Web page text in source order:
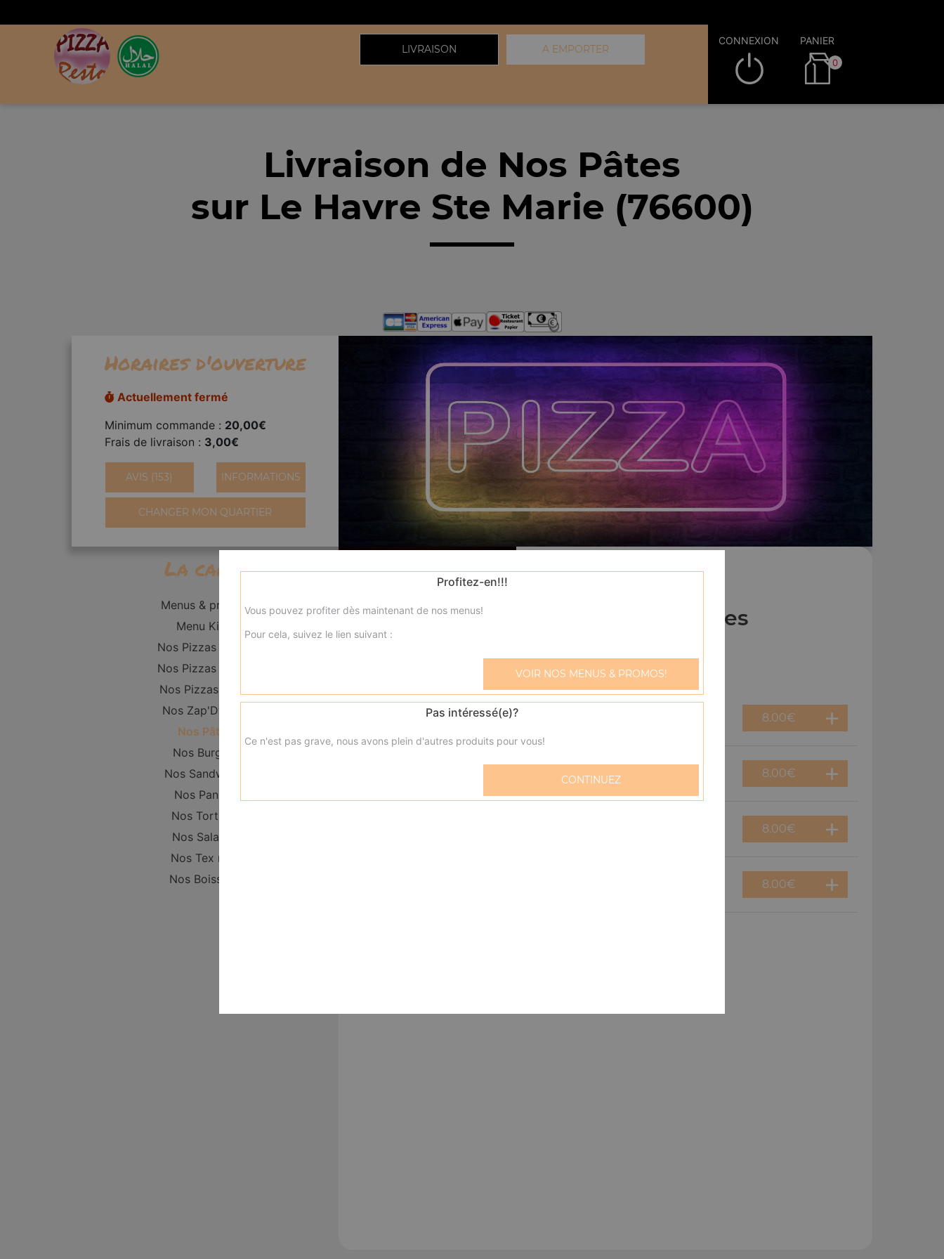
LIVRAISON A EMPORTER
CONNEXION PANIER
0
Livraison de Nos Pâtes
sur Le Havre Ste Marie (76600)
Horaires d'ouverture
Actuellement fermé
Minimum commande : 20,00€
Frais de livraison : 3,00€
AVIS (153) INFORMATIONS
CHANGER MON QUARTIER
La carte
Menus & promos
Menu Kid's
Nos Pizzas Junior
Nos Pizzas Senior
Nos Pizzas Méga
Nos Zap'Dwichs
Nos Pâtes
Nos Burgers
Nos Sandwichs
Nos Paninis
Nos Tortillas
Nos Salades
Nos Tex mex
Nos Boissons
Nos Pâtes
Tagliatelle bolognaise 8.00€
8.00€
8.00€
8.00€
Profitez-en!!!
Vous pouvez profiter dès maintenant de nos menus!
Pour cela, suivez le lien suivant :
VOIR NOS MENUS & PROMOS!
Pas intéressé(e)?
Ce n'est pas grave, nous avons plein d'autres produits pour vous!
CONTINUEZ